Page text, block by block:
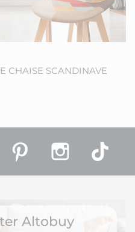
CHAISE SCANDINAVE
Pinterest Instagram
Altobuy